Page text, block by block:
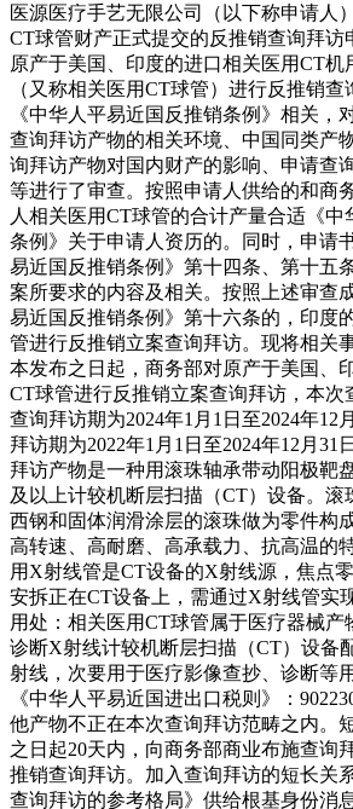
医源医疗手艺无限公司（以下称申请人
CT球管财产正式提交的反推销查询拜访
原产于美国、印度的进口相关医用CT
（又称相关医用CT球管）进行反推销
《中华人平易近国反推销条例》相关，
查询拜访产物的相关环境、中国同类产
询拜访产物对国内财产的影响、申请查
等进行了审查。按照申请人供给的和商
人相关医用CT球管的合计产量合适《中
条例》关于申请人资历的。同时，申请
易近国反推销条例》第十四条、第十五
案所要求的内容及相关。按照上述审查
易近国反推销条例》第十六条的，印度
管进行反推销立案查询拜访。现将相关
本发布之日起，商务部对原产于美国、
CT球管进行反推销立案查询拜访，本次
查询拜访期为2024年1月1日至2024年12
拜访期为2022年1月1日至2024年12月31
拜访产物是一种用滚珠轴承带动阳极靶
及以上计较机断层扫描（CT）设备。滚
西钢和固体润滑涂层的滚珠做为零件构
高转速、高耐磨、高承载力、抗高温的
用X射线管是CT设备的X射线源，焦点
安拆正在CT设备上，需通过X射线管实
用处：相关医用CT球管属于医疗器械产
诊断X射线计较机断层扫描（CT）设备
射线，次要用于医疗影像查抄、诊断等
《中华人平易近国进出口税则》：
他产物不正在本次查询拜访范畴之内。
之日起20天内，向商务部商业布施查询
推销查询拜访。加入查询拜访的短长关
查询拜访的参考格局》供给根基身份消